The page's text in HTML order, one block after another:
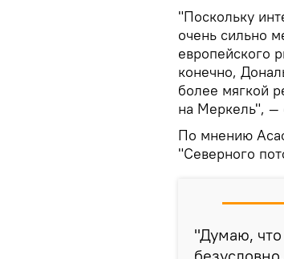
"Поскольку
очень сильно
европейского
конечно,
более мягкой
на Меркель", —
По мнению
"Северного
"Думаю,